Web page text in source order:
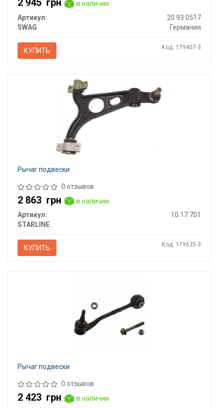
2 945 грн
в наличии
Артикул:
20 93 0517
SWAG
Германия
КУПИТЬ Код: 179407-3
Рычаг подвески
0 отзывов
2 863 грн
в наличии
Артикул:
10.17.701
STARLINE
КУПИТЬ Код: 179625-3
Рычаг подвески
0 отзывов
2 423 грн
в наличии